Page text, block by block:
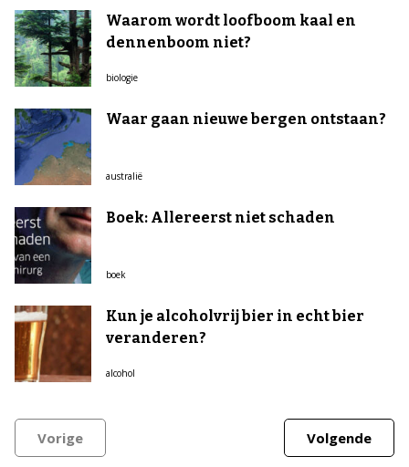
Waarom wordt loofboom kaal en
dennenboom niet?
biologie
Waar gaan nieuwe bergen ontstaan?
australië
Boek: Allereerst niet schaden
boek
Kun je alcoholvrij bier in echt bier
veranderen?
alcohol
Vorige Volgende